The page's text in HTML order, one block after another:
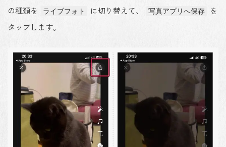
の種類を
ライブフォト に切り替えて、 写真アプリへ保存
を
タップします。